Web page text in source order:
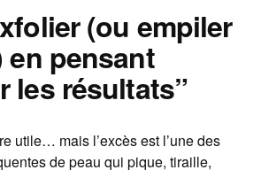
(ou empiler
en pensant
les résultats”
utile… mais l’excès est l’une des
de peau qui pique, tiraille,